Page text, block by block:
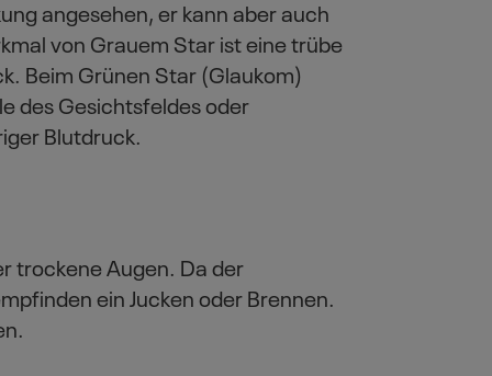
angesehen, er kann aber auch
von Grauem Star ist eine trübe
Beim Grünen Star (Glaukom)
des Gesichtsfeldes oder
Blutdruck.
trockene Augen. Da der
ein Jucken oder Brennen.